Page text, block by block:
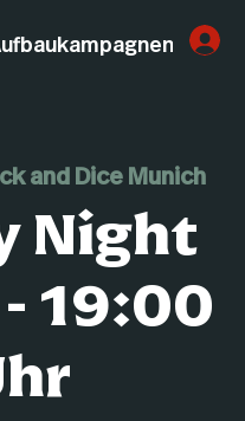
and Dice Munich
Night
19:00